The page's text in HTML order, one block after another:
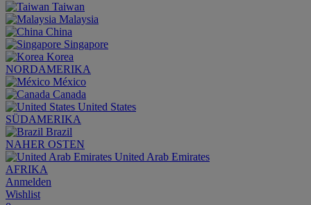
Taiwan
Malaysia
China
Singapore
Korea
NORDAMERIKA
México
Canada
United States
SÜDAMERIKA
Brazil
NAHER OSTEN
United Arab Emirates
AFRIKA
Anmelden
Wishlist